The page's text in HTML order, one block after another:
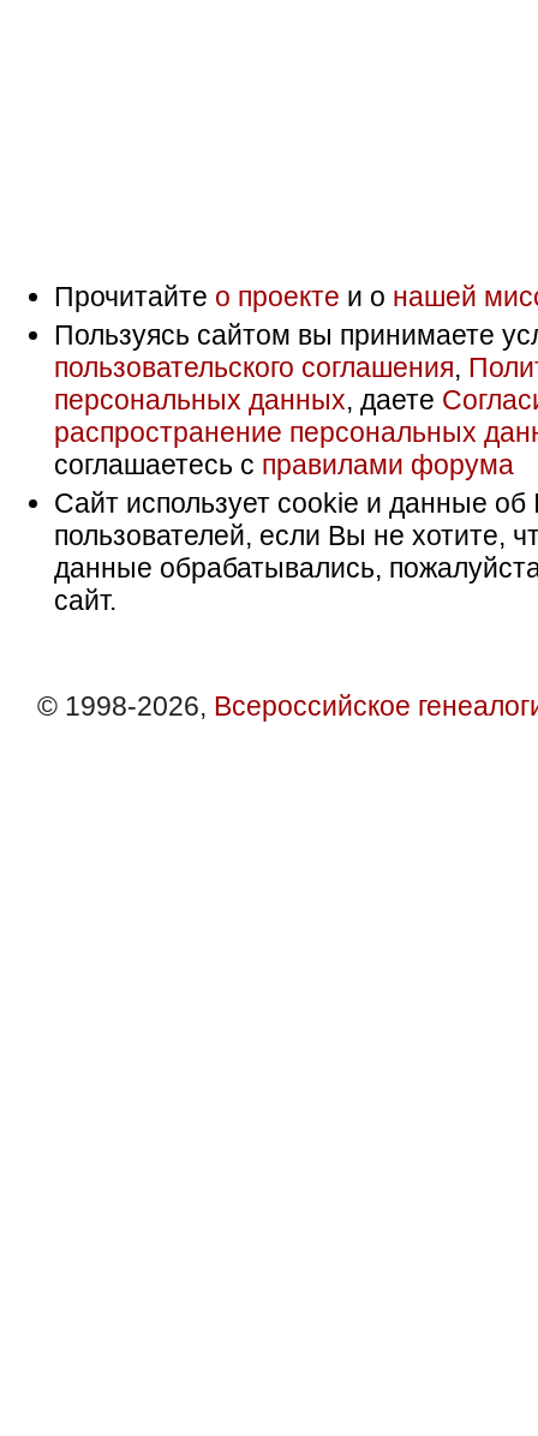
Прочитайте о проекте и о нашей
Пользуясь сайтом вы принимаете
пользовательского соглашения,
персональных данных, даете
распространение персональных
соглашаетесь с правилами форума
Сайт использует cookie и данные об
пользователей, если Вы не хотите,
данные обрабатывались,
сайт.
© 1998-2026, Всероссийское